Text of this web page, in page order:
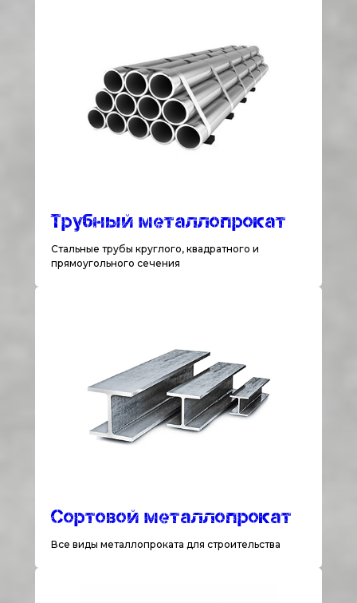
Трубный металлопрокат
Стальные трубы круглого, квадратного и
прямоугольного сечения
Сортовой металлопрокат
Все виды металлопроката для строительства